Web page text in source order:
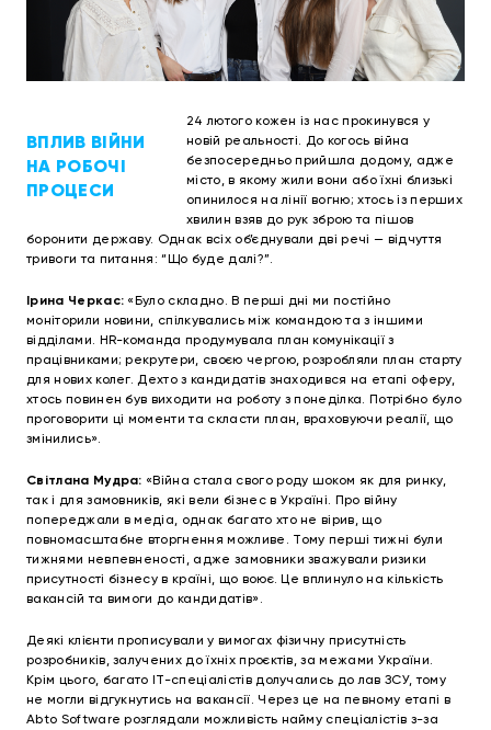
ВПЛИВ ВІЙНИ
НА РОБОЧІ
ПРОЦЕСИ
24 лютого кожен із нас прокинувся у
новій реальності. До когось війна
безпосередньо прийшла додому, адже
місто, в якому жили вони або їхні близькі
опинилося на лінії вогню; хтось із перших
хвилин взяв до рук зброю та пішов
боронити державу. Однак всіх об’єднували дві речі — відчуття
тривоги та питання: “Що буде далі?”.
Ірина Черкас: «Було складно. В перші дні ми постійно
моніторили новини, спілкувались між командою та з іншими
відділами. HR-команда продумувала план комунікації з
працівниками; рекрутери, своєю чергою, розробляли план старту
для нових колег. Дехто з кандидатів знаходився на етапі оферу,
хтось повинен був виходити на роботу з понеділка. Потрібно було
проговорити ці моменти та скласти план, враховуючи реалії, що
змінились».
Світлана Мудра: «Війна стала свого роду шоком як для ринку,
так і для замовників, які вели бізнес в Україні. Про війну
попереджали в медіа, однак багато хто не вірив, що
повномасштабне вторгнення можливе. Тому перші тижні були
тижнями невпевненості, адже замовники зважували ризики
присутності бізнесу в країні, що воює. Це вплинуло на кількість
вакансій та вимоги до кандидатів».
Деякі клієнти прописували у вимогах фізичну присутність
розробників, залучених до їхніх проєктів, за межами України.
Крім цього, багато ІТ-спеціалістів долучались до лав ЗСУ, тому
не могли відгукнутись на вакансії. Через це на певному етапі в
Abto Software розглядали можливість найму спеціалістів з-за